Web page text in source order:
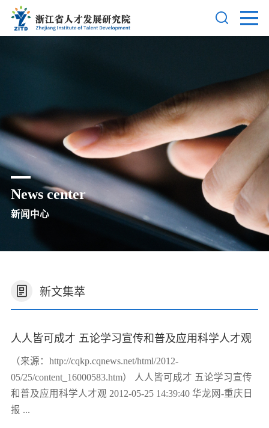
News center
新闻中心
新文集萃
人人皆可成才 五论学习宣传和普及应用科学人才观
（来源：http://cqkp.cqnews.net/html/2012-
05/25/content_16000583.htm） 人人皆可成才 五论学习宣传
和普及应用科学人才观 2012-05-25 14:39:40 华龙网-重庆日
报 ...